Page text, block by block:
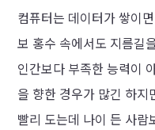
컴퓨터는 데이터가 쌓이
보 홍수 속에서도 지름길
인간보다 부족한 능력이
을 향한 경우가 많긴 하
빨리 도는데 나이 든 사